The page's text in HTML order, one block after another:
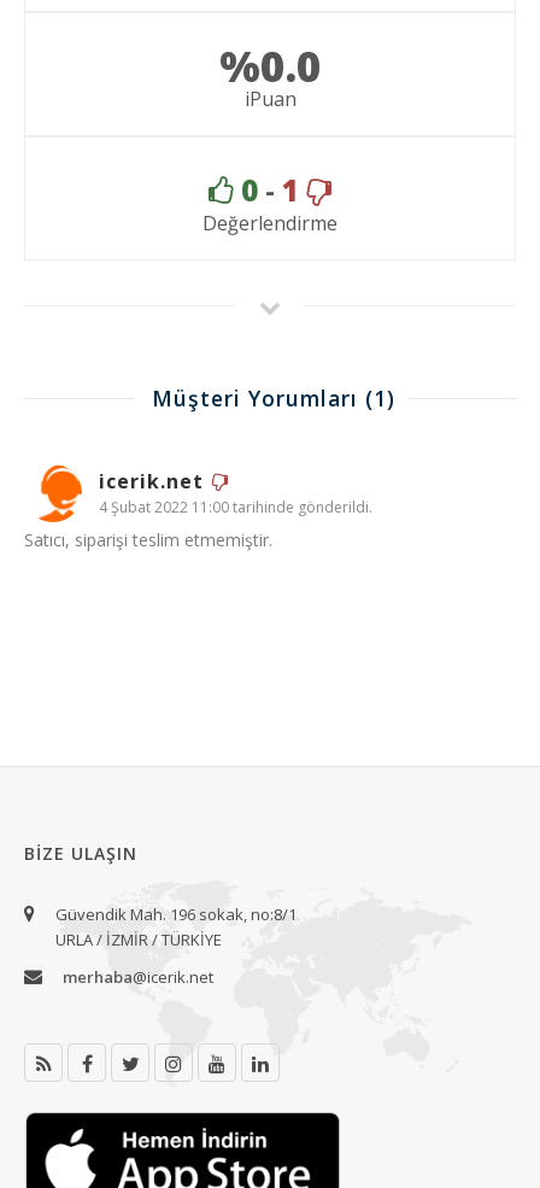
%0.0
iPuan
0 - 1
Değerlendirme
Müşteri Yorumları (1)
icerik.net
4 Şubat 2022 11:00 tarihinde gönderildi.
Satıcı, siparişi teslim etmemiştir.
BIZE ULAŞIN
Güvendik Mah. 196 sokak, no:8/1
URLA / İZMİR / TÜRKİYE
merhaba@icerik.net